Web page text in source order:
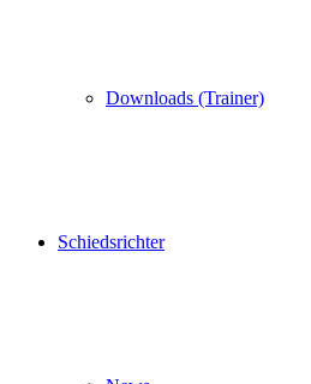
Downloads (Trainer)
Schiedsrichter